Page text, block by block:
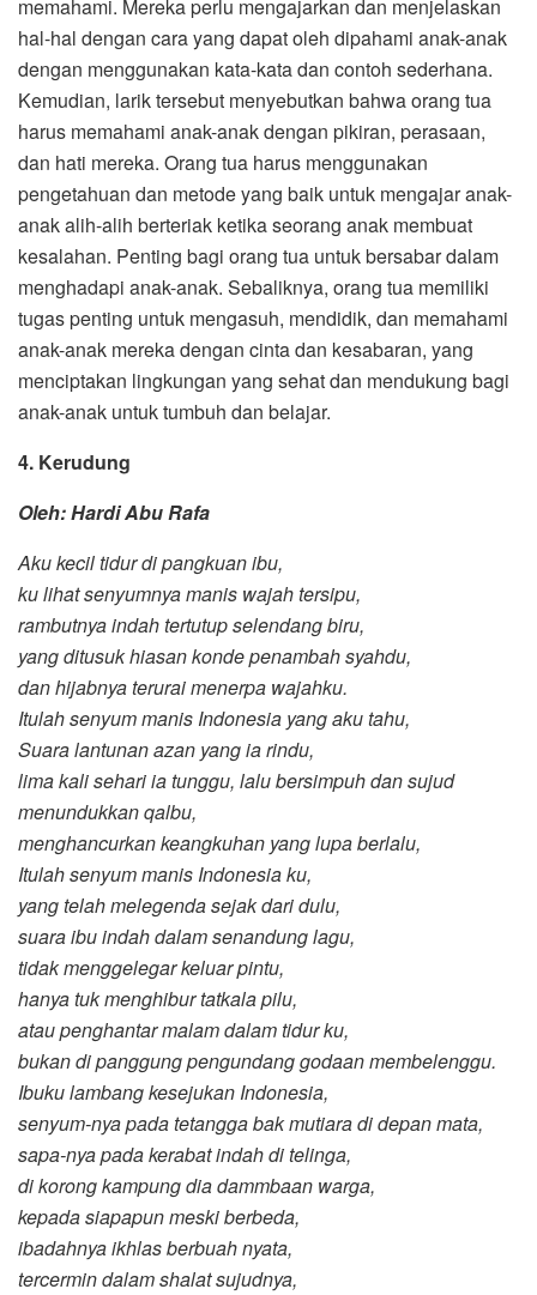
memahami. Mereka perlu mengajarkan dan menjelaskan
hal-hal dengan cara yang dapat oleh dipahami anak-anak
dengan menggunakan kata-kata dan contoh sederhana.
Kemudian, larik tersebut menyebutkan bahwa orang tua
harus memahami anak-anak dengan pikiran, perasaan,
dan hati mereka. Orang tua harus menggunakan
pengetahuan dan metode yang baik untuk mengajar anak-
anak alih-alih berteriak ketika seorang anak membuat
kesalahan. Penting bagi orang tua untuk bersabar dalam
menghadapi anak-anak. Sebaliknya, orang tua memiliki
tugas penting untuk mengasuh, mendidik, dan memahami
anak-anak mereka dengan cinta dan kesabaran, yang
menciptakan lingkungan yang sehat dan mendukung bagi
anak-anak untuk tumbuh dan belajar.
4. Kerudung
Oleh: Hardi Abu Rafa
Aku kecil tidur di pangkuan ibu,
ku lihat senyumnya manis wajah tersipu,
rambutnya indah tertutup selendang biru,
yang ditusuk hiasan konde penambah syahdu,
dan hijabnya terurai menerpa wajahku.
Itulah senyum manis Indonesia yang aku tahu,
Suara lantunan azan yang ia rindu,
lima kali sehari ia tunggu, lalu bersimpuh dan sujud
menundukkan qalbu,
menghancurkan keangkuhan yang lupa berlalu,
Itulah senyum manis Indonesia ku,
yang telah melegenda sejak dari dulu,
suara ibu indah dalam senandung lagu,
tidak menggelegar keluar pintu,
hanya tuk menghibur tatkala pilu,
atau penghantar malam dalam tidur ku,
bukan di panggung pengundang godaan membelenggu.
Ibuku lambang kesejukan Indonesia,
senyum-nya pada tetangga bak mutiara di depan mata,
sapa-nya pada kerabat indah di telinga,
di korong kampung dia dammbaan warga,
kepada siapapun meski berbeda,
ibadahnya ikhlas berbuah nyata,
tercermin dalam shalat sujudnya,